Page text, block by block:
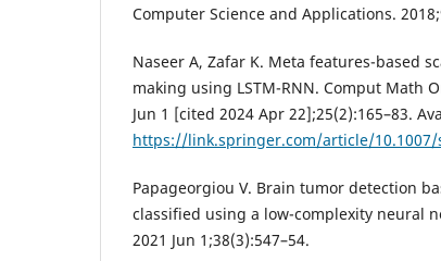
Computer Science and Applications.
Naseer A, Zafar K. Meta features-based
making using LSTM-RNN. Comput Math
Jun 1 [cited 2024 Apr 22];25(2):165–83.
https://link.springer.com/article/10.1007/
Papageorgiou V. Brain tumor detection
classified using a low-complexity neural
2021 Jun 1;38(3):547–54.